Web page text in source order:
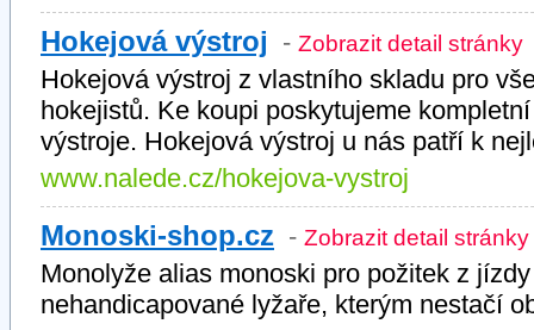
Hokejová výstroj - Zobrazit detail stránky
Hokejová výstroj z vlastního skladu pro
hokejistů. Ke koupi poskytujeme
výstroje. Hokejová výstroj u nás patří k
www.nalede.cz/hokejova-vystroj
Monoski-shop.cz - Zobrazit detail stránky
Monolyže alias monoski pro požitek z
nehandicapované lyžaře, kterým nestačí